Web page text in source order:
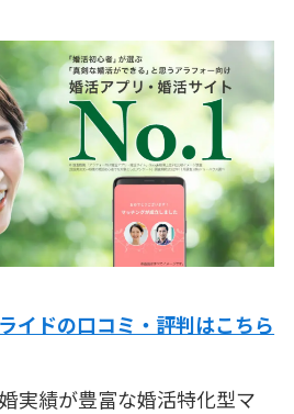
イドの口コミ・評判はこちら
実績が豊富な婚活特化型マ